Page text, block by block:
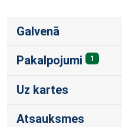
Galvenā
Pakalpojumi 1
Uz kartes
Atsauksmes